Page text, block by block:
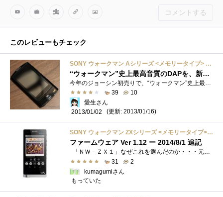
コメントする
このレビューもチェック
SONY ウォークマン Aシリーズ <メモリータイプ> 16GB ブラック NW-A865/B
“ウォークマン”史上最高音質のDAPを、新年初売りでGET！
39
10
愛生さん
2013/01/02
(更新: 2013/01/16)
SONY ウォークマン ZXシリーズ <メモリータイプ> 128GB シルバー NW-ZX1/S
ファームウェア Ver 1.12 ー 2014/8/1 追記
「ＮＷ－ＺＸ１」なぜこれを選んだのか・・・元々はこちらを愛用しており、特に音なども不満は無かった・・ハイレゾ音源を用意するために�...
31
2
kumagumiさん
もっていた